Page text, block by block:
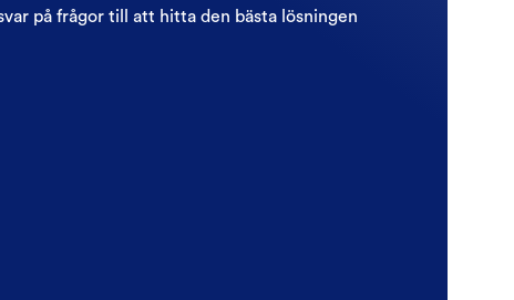
på frågor till att hitta den bästa lösningen